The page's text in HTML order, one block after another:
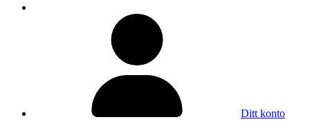
Ditt konto